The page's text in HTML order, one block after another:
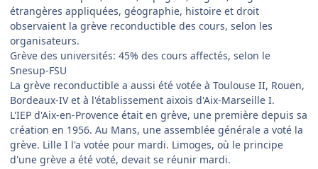
étrangères appliquées, géographie, histoire et droit
observaient la grève reconductible des cours, selon les
organisateurs.
Grève des universités: 45% des cours affectés, selon le
Snesup-FSU
La grève reconductible a aussi été votée à Toulouse II, Rouen,
Bordeaux-IV et à l'établissement aixois d'Aix-Marseille I.
L'IEP d'Aix-en-Provence était en grève, une première depuis sa
création en 1956. Au Mans, une assemblée générale a voté la
grève. Lille I l'a votée pour mardi. Limoges, où le principe
d'une grève a été voté, devait se réunir mardi.